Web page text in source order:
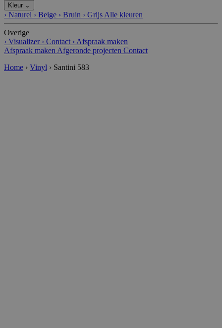
Kleur ⌄
› Naturel › Beige › Bruin › Grijs Alle kleuren
Overige
› Visualizer › Contact › Afspraak maken
Afspraak maken Afgeronde projecten Contact
Home › Vinyl › Santini 583